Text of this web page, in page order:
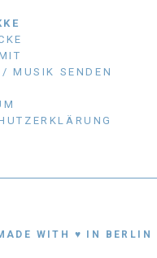
MUSIK SENDEN
WITH ♥ IN BERLIN